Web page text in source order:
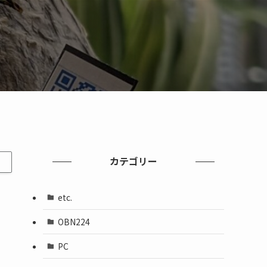
カテゴリー
etc.
OBN224
PC